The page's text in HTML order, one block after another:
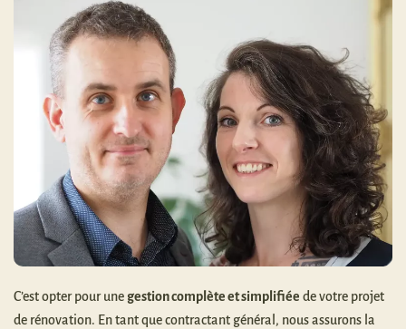
C’est opter pour unegestion complète et simplifiée de votre projet
de rénovation. En tant que contractant général, nous assurons la